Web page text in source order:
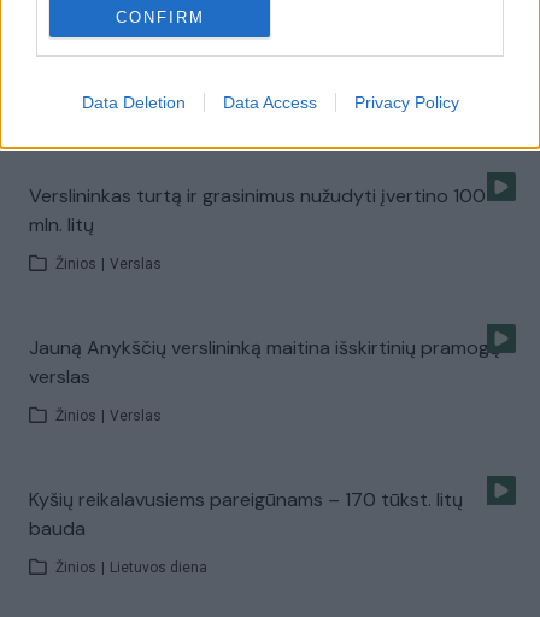
CONFIRM
Data Deletion Data Access Privacy Policy
Žinios | Kriminalai
Verslininkas turtą ir grasinimus nužudyti įvertino 100
mln. litų
Žinios | Verslas
Jauną Anykščių verslininką maitina išskirtinių pramogų
verslas
Žinios | Verslas
Kyšių reikalavusiems pareigūnams – 170 tūkst. litų
bauda
Žinios | Lietuvos diena